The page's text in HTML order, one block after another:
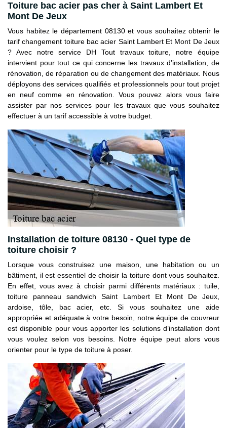
Toiture bac acier pas cher à Saint Lambert Et
Mont De Jeux
Vous habitez le département 08130 et vous souhaitez obtenir le
tarif changement toiture bac acier Saint Lambert Et Mont De Jeux
? Avec notre service DH Tout travaux toiture, notre équipe
intervient pour tout ce qui concerne les travaux d’installation, de
rénovation, de réparation ou de changement des matériaux. Nous
déployons des services qualifiés et professionnels pour tout projet
en neuf comme en rénovation. Vous pouvez alors vous faire
assister par nos services pour les travaux que vous souhaitez
effectuer à un tarif accessible à votre budget.
Installation de toiture 08130 - Quel type de
toiture choisir ?
Lorsque vous construisez une maison, une habitation ou un
bâtiment, il est essentiel de choisir la toiture dont vous souhaitez.
En effet, vous avez à choisir parmi différents matériaux : tuile,
toiture panneau sandwich Saint Lambert Et Mont De Jeux,
ardoise, tôle, bac acier, etc. Si vous souhaitez une aide
appropriée et adéquate à votre besoin, notre équipe de couvreur
est disponible pour vous apporter les solutions d’installation dont
vous voulez selon vos besoins. Notre équipe peut alors vous
orienter pour le type de toiture à poser.